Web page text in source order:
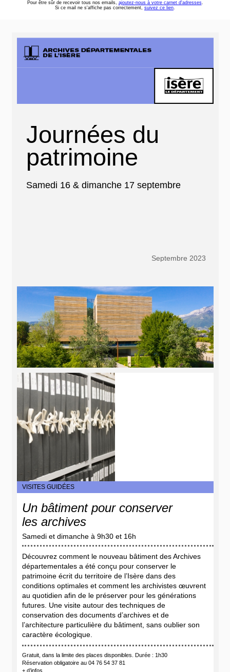
Pour être sûr de recevoir tous nos emails, ajoutez-nous à votre carnet d'adresses.
Si ce mail ne s'affiche pas correctement, suivez ce lien.
Journées du
patrimoine
Samedi 16 & dimanche 17 septembre
Septembre 2023
VISITES GUIDÉES
Un bâtiment pour conserver
les archives
Samedi et dimanche à 9h30 et 16h
Découvrez comment le nouveau bâtiment des Archives
départementales a été conçu pour conserver le
patrimoine écrit du territoire de l’Isère dans des
conditions optimales et comment les archivistes œuvrent
au quotidien afin de le préserver pour les générations
futures. Une visite autour des techniques de
conservation des documents d’archives et de
l’architecture particulière du bâtiment, sans oublier son
caractère écologique.
Gratuit, dans la limite des places disponibles. Durée : 1h30
Réservation obligatoire au 04 76 54 37 81
+ d’infos